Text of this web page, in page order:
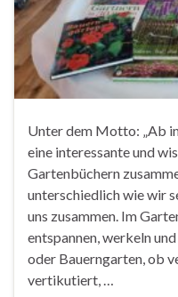
Unter dem Motto: „Ab
eine interessante und
Gartenbüchern
unterschiedlich wie wir
uns zusammen. Im
entspannen, werkeln
oder Bauerngarten, ob
vertikutiert, …